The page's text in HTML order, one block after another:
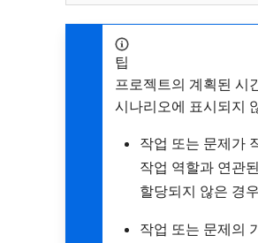
팁
프로젝트의 계획된 시
시나리오에 표시되지
작업 또는 문제가
작업 역할과 연관
할당되지 않은 경
작업 또는 문제의